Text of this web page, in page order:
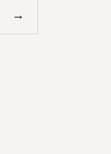
→